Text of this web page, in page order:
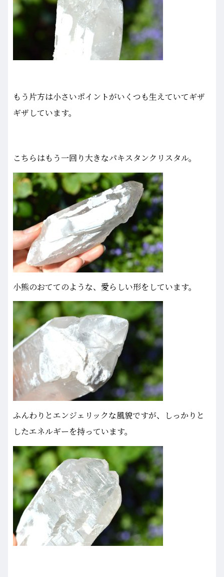
もう片方は小さいポイントがいくつも生えていてギザ
ギザしています。
こちらはもう一回り大きなパキスタンクリスタル。
小熊のおててのような、愛らしい形をしています。
ふんわりとエンジェリックな風貌ですが、しっかりと
したエネルギーを持っています。